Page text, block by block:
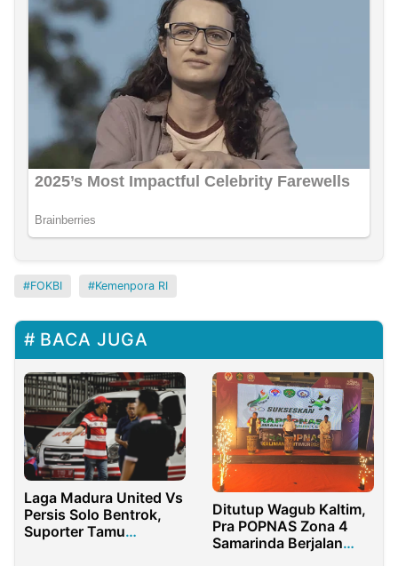
FOKBI Kemenpora RI
BACA JUGA
Laga Madura United Vs
Persis Solo Bentrok,
Suporter Tamu
Ditutup Wagub Kaltim,
Pra POPNAS Zona 4
Samarinda Berjalan